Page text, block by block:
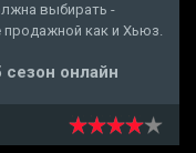
выбирать -
продажной как и Хьюз.
сезон онлайн